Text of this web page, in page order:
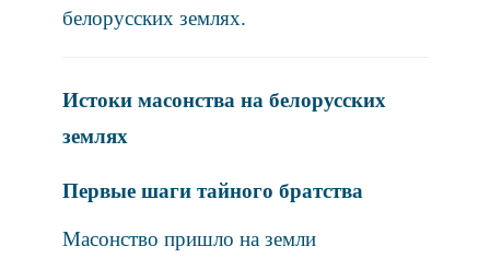
белорусских землях.
Истоки масонства на белорусских
землях
Первые шаги тайного братства
Масонство пришло на земли